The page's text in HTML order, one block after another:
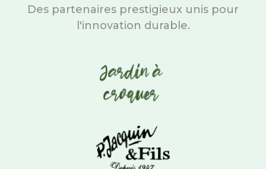
Des partenaires prestigieux unis pour
l'innovation durable.